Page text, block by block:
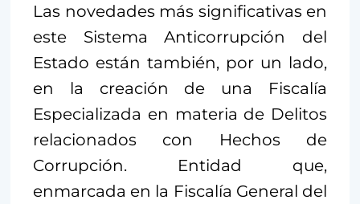
Las novedades más significativas en
este Sistema Anticorrupción del
Estado están también, por un lado,
en la creación de una Fiscalía
Especializada en materia de Delitos
relacionados con Hechos de
Corrupción. Entidad que,
enmarcada en la Fiscalía General del